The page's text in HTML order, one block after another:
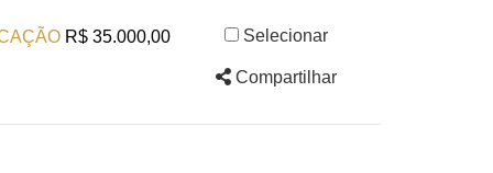
R$ 35.000,00 Selecionar
Compartilhar